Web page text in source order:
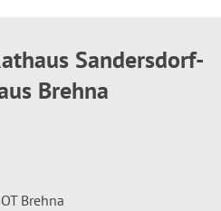
Sandersdorf-
Brehna
Brehna